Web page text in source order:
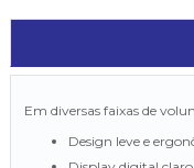
Em diversas faixas de
Design leve e